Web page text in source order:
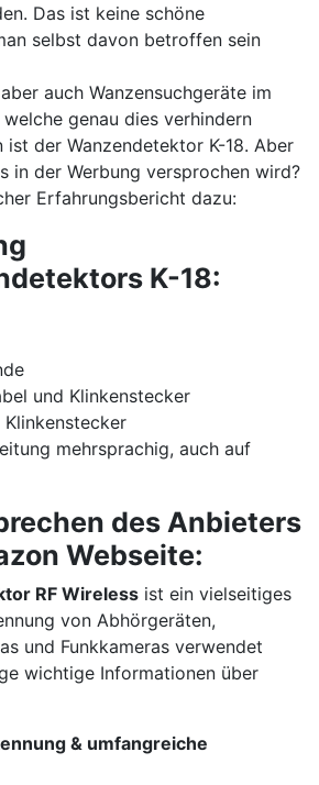
Das ist keine schöne
selbst davon betroffen sein
auch Wanzensuchgeräte im
genau dies verhindern
ist der Wanzendetektor K-18. Aber
in der Werbung versprochen wird?
Erfahrungsbericht dazu:
K-18:
und Klinkenstecker
Klinkenstecker
mehrsprachig, auch auf
des Anbieters
Webseite:
RF Wireless ist ein vielseitiges
von Abhörgeräten,
und Funkkameras verwendet
wichtige Informationen über
& umfangreiche